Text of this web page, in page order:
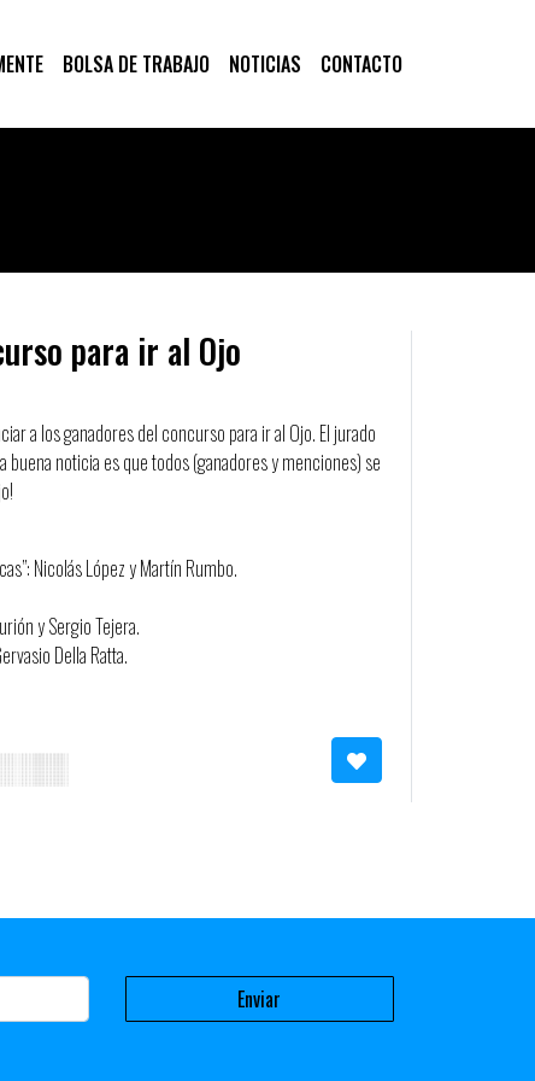
BOLSA DE TRABAJO NOTICIAS CONTACTO
para ir al Ojo
a los ganadores del concurso para ir al Ojo. El jurado
buena noticia es que todos (ganadores y menciones) se
Nicolás López y Martín Rumbo.
y Sergio Tejera.
Della Ratta.